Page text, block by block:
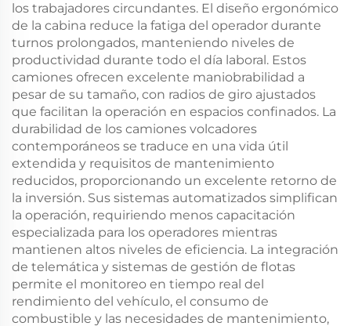
los trabajadores circundantes. El diseño ergonómico
de la cabina reduce la fatiga del operador durante
turnos prolongados, manteniendo niveles de
productividad durante todo el día laboral. Estos
camiones ofrecen excelente maniobrabilidad a
pesar de su tamaño, con radios de giro ajustados
que facilitan la operación en espacios confinados. La
durabilidad de los camiones volcadores
contemporáneos se traduce en una vida útil
extendida y requisitos de mantenimiento
reducidos, proporcionando un excelente retorno de
la inversión. Sus sistemas automatizados simplifican
la operación, requiriendo menos capacitación
especializada para los operadores mientras
mantienen altos niveles de eficiencia. La integración
de telemática y sistemas de gestión de flotas
permite el monitoreo en tiempo real del
rendimiento del vehículo, el consumo de
combustible y las necesidades de mantenimiento,